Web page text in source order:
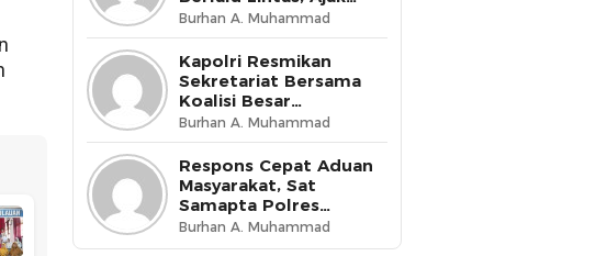
Masyarakat Wujudkan
Budaya Tertib di Jalan
Burhan A. Muhammad
Kapolri Resmikan
Sekretariat Bersama
Koalisi Besar
Perjuangan Buruh
Indonesia, Tegaskan
Komitmen Lindungi
Hak Pekerja dan Jaga
Iklim Investasi
Burhan A. Muhammad
Respons Cepat Aduan
Masyarakat, Sat
Samapta Polres
Ternate Amankan 210
Botol Miras Cap Tikus
Burhan A. Muhammad